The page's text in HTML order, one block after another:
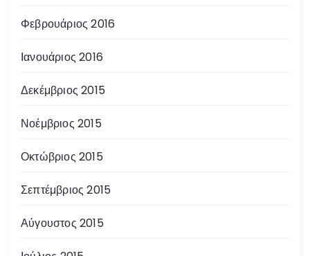
Φεβρουάριος 2016
Ιανουάριος 2016
Δεκέμβριος 2015
Νοέμβριος 2015
Οκτώβριος 2015
Σεπτέμβριος 2015
Αύγουστος 2015